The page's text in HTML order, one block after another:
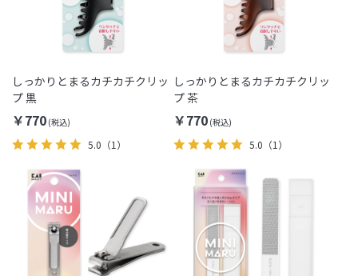
しっかりとまるカチカチクリッ
プ 黒
￥770
5.0 （1）
しっかりとまるカチカチクリッ
プ 茶
￥770
5.0 （1）